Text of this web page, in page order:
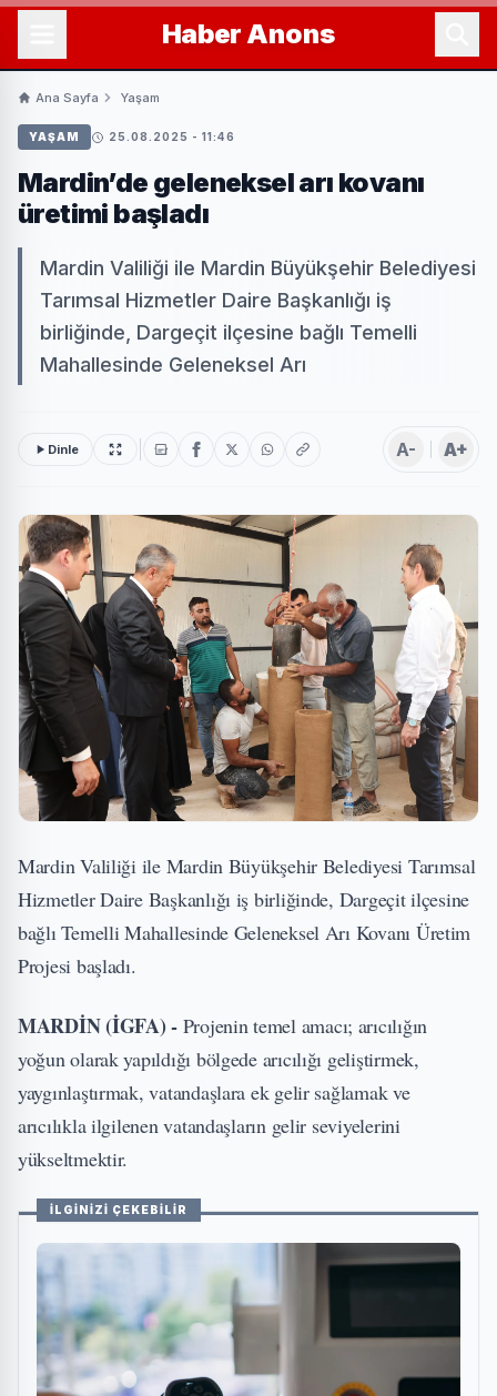
Haber Anons
Ana Sayfa Yaşam
YAŞAM 25.08.2025 - 11:46
Mardin’de geleneksel arı kovanı
üretimi başladı
Mardin Valiliği ile Mardin Büyükşehir Belediyesi
Tarımsal Hizmetler Daire Başkanlığı iş
birliğinde, Dargeçit ilçesine bağlı Temelli
Mahallesinde Geleneksel Arı
Dinle A- A+
Mardin Valiliği ile Mardin Büyükşehir Belediyesi Tarımsal
Hizmetler Daire Başkanlığı iş birliğinde, Dargeçit ilçesine
bağlı Temelli Mahallesinde Geleneksel Arı Kovanı Üretim
Projesi başladı.
MARDİN (İGFA) - Projenin temel amacı; arıcılığın
yoğun olarak yapıldığı bölgede arıcılığı geliştirmek,
yaygınlaştırmak, vatandaşlara ek gelir sağlamak ve
arıcılıkla ilgilenen vatandaşların gelir seviyelerini
yükseltmektir.
İLGİNİZİ ÇEKEBİLİR